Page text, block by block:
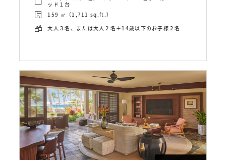
ッド１台
159 ㎡（1,711 sq.ft.）
大人３名、または大人２名＋14歳以下のお子様２名